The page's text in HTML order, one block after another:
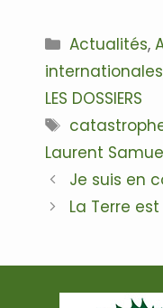
Catégories
Actualités,
internationales
LES DOSSIERS
Étiquettes
Laurent
Navigation
des
Je suis en
La Terre